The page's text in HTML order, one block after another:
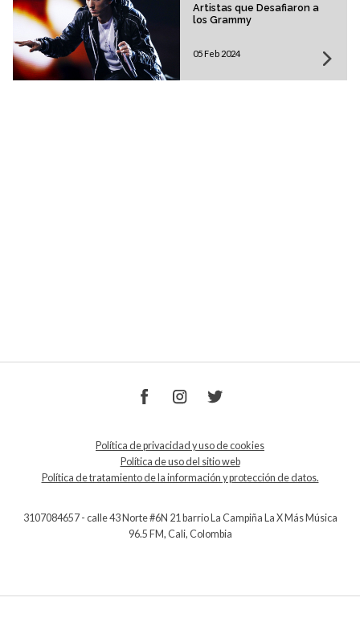
Artistas que Desafiaron a
los Grammy
05 Feb 2024
Política de privacidad y uso de cookies
Política de uso del sitio web
Política de tratamiento de la información y protección de datos.
3107084657 - calle 43 Norte #6N 21 barrio La Campiña La X Más Música
96.5 FM, Cali, Colombia